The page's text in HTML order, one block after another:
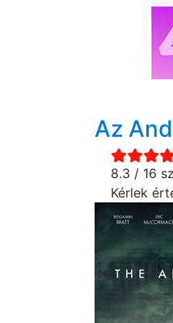
Az
8.3 / 16
Kérlek